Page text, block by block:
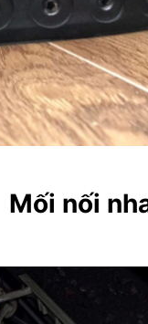
Mối nối